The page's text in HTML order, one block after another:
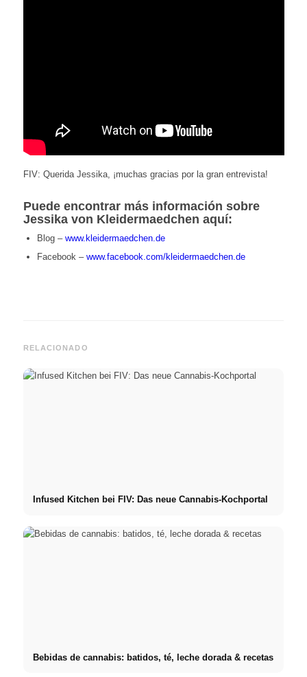
FIV: Querida Jessika, ¡muchas gracias por la gran entrevista!
Puede encontrar más información sobre
Jessika von Kleidermaedchen aquí:
Blog – www.kleidermaedchen.de
Facebook – www.facebook.com/kleidermaedchen.de
RELACIONADO
Infused Kitchen bei FIV: Das neue Cannabis-Kochportal
Bebidas de cannabis: batidos, té, leche dorada & recetas